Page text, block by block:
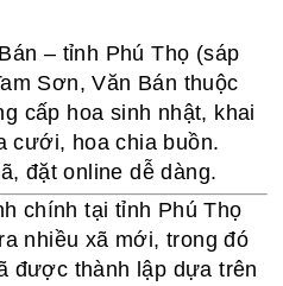
– tỉnh Phú Thọ (sáp
Sơn, Văn Bán thuộc
cấp hoa sinh nhật, khai
cưới, hoa chia buồn.
đặt online dễ dàng.
chính tại tỉnh Phú Thọ
nhiều xã mới, trong đó
được thành lập dựa trên